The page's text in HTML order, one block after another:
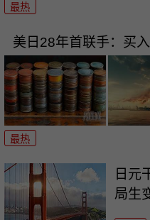
最热
美日28年首联手：买
最热
日元
局生